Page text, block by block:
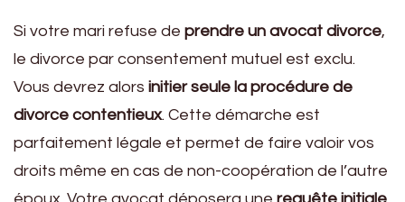
Si votre mari refuse de prendre un avocat divorce,
le divorce par consentement mutuel est exclu.
Vous devrez alors initier seule la procédure de
divorce contentieux. Cette démarche est
parfaitement légale et permet de faire valoir vos
droits même en cas de non-coopération de l’autre
époux. Votre avocat déposera une requête initiale